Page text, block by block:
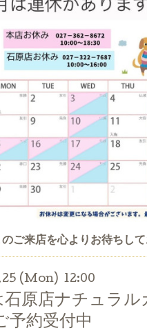
ご来店を心よりお待ちして
(Mon) 12:00
原店ナチュラル
予約受付中